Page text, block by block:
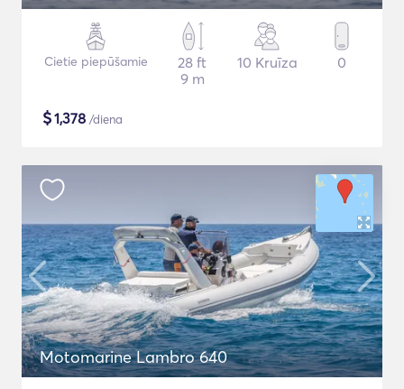
Cietie piepūšamie
28 ft
9 m
10 Kruīza 0
$1,378 /diena
Motomarine Lambro 640